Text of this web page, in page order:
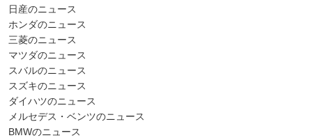
日産のニュース
ホンダのニュース
三菱のニュース
マツダのニュース
スバルのニュース
スズキのニュース
ダイハツのニュース
メルセデス・ベンツのニュース
BMWのニュース